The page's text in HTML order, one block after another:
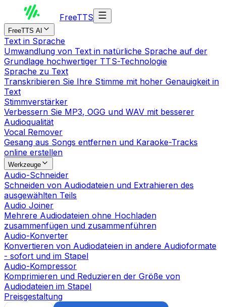
FreeTTS
FreeTTS AI
Text in Sprache
Umwandlung von Text in natürliche Sprache auf der
Grundlage hochwertiger TTS-Technologie
Sprache zu Text
Transkribieren Sie Ihre Stimme mit hoher Genauigkeit in
Text
Stimmverstärker
Verbessern Sie MP3, OGG und WAV mit besserer
Audioqualität
Vocal Remover
Gesang aus Songs entfernen und Karaoke-Tracks
online erstellen
Werkzeuge
Audio-Schneider
Schneiden von Audiodateien und Extrahieren des
ausgewählten Teils
Audio Joiner
Mehrere Audiodateien ohne Hochladen
zusammenfügen und zusammenführen
Audio-Konverter
Konvertieren von Audiodateien in andere Audioformate
- sofort und im Stapel
Audio-Kompressor
Komprimieren und Reduzieren der Größe von
Audiodateien im Stapel
Preisgestaltung